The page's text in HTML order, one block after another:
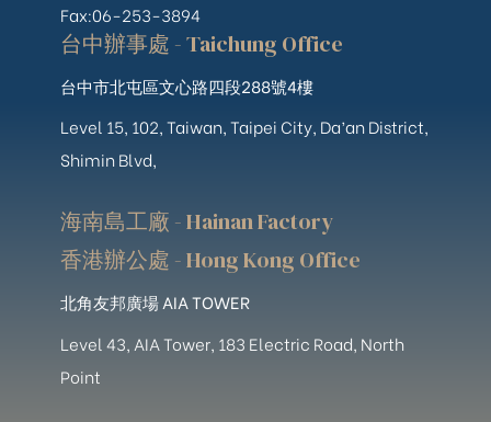
Fax:06-253-3894
台中辦事處 - Taichung Office
台中市北屯區文心路四段288號4樓
Level 15, 102, Taiwan, Taipei City, Da’an District,
Shimin Blvd,
海南島工廠 - Hainan Factory
香港辦公處 - Hong Kong Office
北角友邦廣場 AIA TOWER
Level 43, AIA Tower, 183 Electric Road, North
Point